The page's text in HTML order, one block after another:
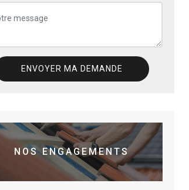
NOS ENGAGEMENTS